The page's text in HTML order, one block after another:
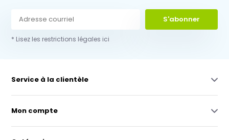
S'abonner
* Lisez les restrictions légales ici
Service à la clientèle
Mon compte